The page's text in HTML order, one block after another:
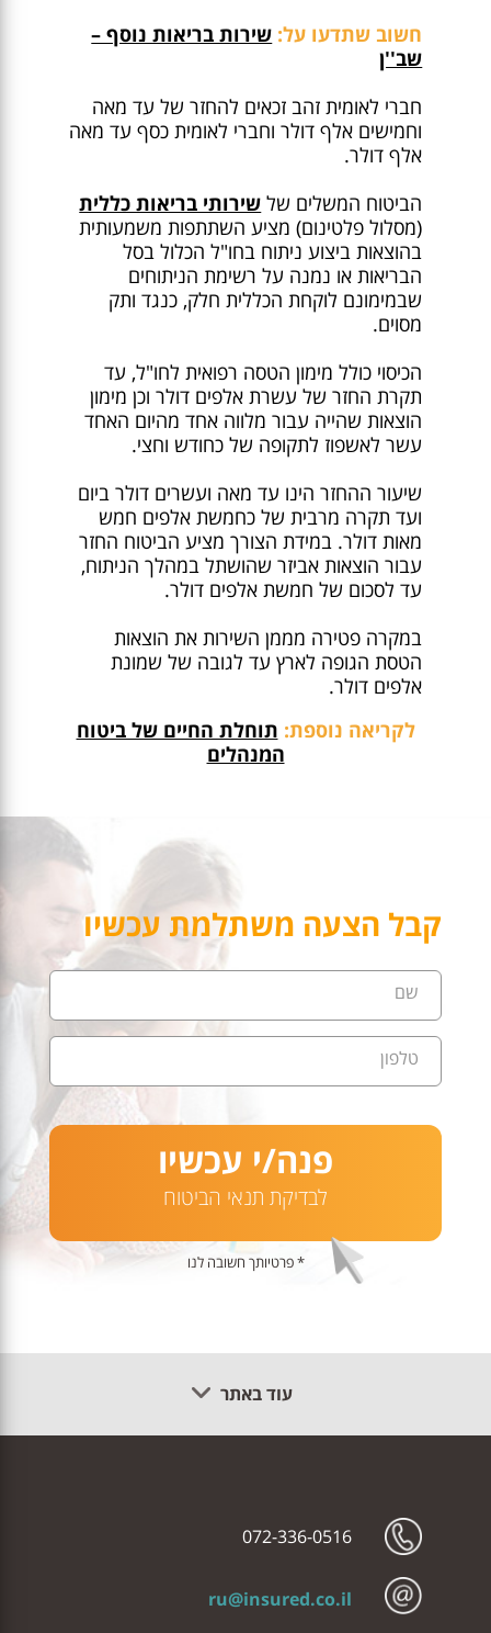
חשוב שתדעו על: שירות בריאות נוסף –
שב''ן
חברי לאומית זהב זכאים להחזר של עד מאה
וחמישים אלף דולר וחברי לאומית כסף עד מאה
אלף דולר.
הביטוח המשלים של שירותי בריאות כללית
(מסלול פלטינום) מציע השתתפות משמעותית
בהוצאות ביצוע ניתוח בחו"ל הכלול בסל
הבריאות או נמנה על רשימת הניתוחים
שבמימונם לוקחת הכללית חלק, כנגד ותק
מסוים.
הכיסוי כולל מימון הטסה רפואית לחו"ל, עד
תקרת החזר של עשרת אלפים דולר וכן מימון
הוצאות שהייה עבור מלווה אחד מהיום האחד
עשר לאשפוז לתקופה של כחודש וחצי.
שיעור ההחזר הינו עד מאה ועשרים דולר ביום
ועד תקרה מרבית של כחמשת אלפים חמש
מאות דולר. במידת הצורך מציע הביטוח החזר
עבור הוצאות אביזר שהושתל במהלך הניתוח,
עד לסכום של חמשת אלפים דולר.
במקרה פטירה מממן השירות את הוצאות
הטסת הגופה לארץ עד לגובה של שמונת
אלפים דולר.
לקריאה נוספת: תוחלת החיים של ביטוח
המנהלים
קבל הצעה משתלמת עכשיו
שם
טלפון
פנה/י עכשיו
לבדיקת תנאי הביטוח
* פרטיותך חשובה לנו
עוד באתר
072-336-0516
ru@insured.co.il